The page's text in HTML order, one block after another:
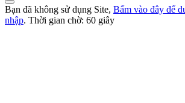
Bạn đã không sử dụng Site, Bấm vào đây để
nhập. Thời gian chờ: 60 giây